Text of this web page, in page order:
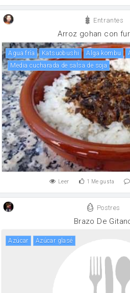
Entrantes
Arroz gohan con
Agua fría Katsuobushi alga kombu
Media cucharada de salsa de soja
Leer 1 Me gusta
Postres
Brazo De
Azúcar azúcar glasé